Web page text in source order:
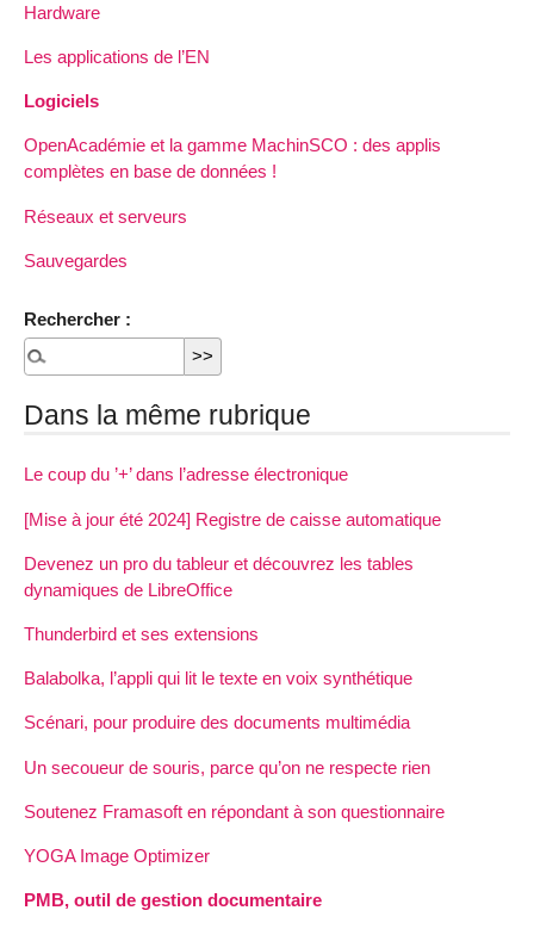
Hardware
Les applications de l’EN
Logiciels
OpenAcadémie et la gamme MachinSCO : des applis
complètes en base de données !
Réseaux et serveurs
Sauvegardes
Rechercher :
Dans la même rubrique
Le coup du ’+’ dans l’adresse électronique
[Mise à jour été 2024] Registre de caisse automatique
Devenez un pro du tableur et découvrez les tables
dynamiques de LibreOffice
Thunderbird et ses extensions
Balabolka, l’appli qui lit le texte en voix synthétique
Scénari, pour produire des documents multimédia
Un secoueur de souris, parce qu’on ne respecte rien
Soutenez Framasoft en répondant à son questionnaire
YOGA Image Optimizer
PMB, outil de gestion documentaire